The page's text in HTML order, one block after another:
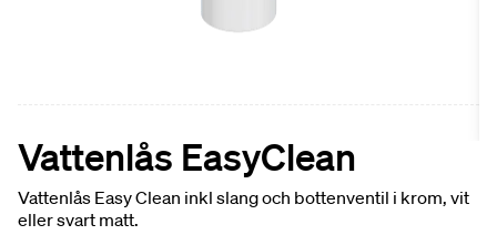
Vattenlås EasyClean
Vattenlås Easy Clean inkl slang och bottenventil i krom, vit
eller svart matt.